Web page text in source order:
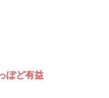
ぽど有益